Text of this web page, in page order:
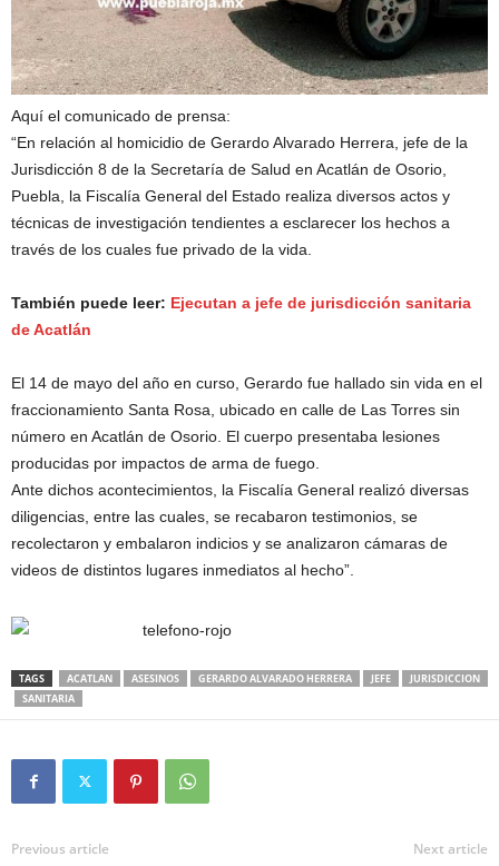
Aquí el comunicado de prensa:
“En relación al homicidio de Gerardo Alvarado Herrera, jefe de la
Jurisdicción 8 de la Secretaría de Salud en Acatlán de Osorio,
Puebla, la Fiscalía General del Estado realiza diversos actos y
técnicas de investigación tendientes a esclarecer los hechos a
través de los cuales fue privado de la vida.
También puede leer: Ejecutan a jefe de jurisdicción sanitaria
de Acatlán
El 14 de mayo del año en curso, Gerardo fue hallado sin vida en el
fraccionamiento Santa Rosa, ubicado en calle de Las Torres sin
número en Acatlán de Osorio. El cuerpo presentaba lesiones
producidas por impactos de arma de fuego.
Ante dichos acontecimientos, la Fiscalía General realizó diversas
diligencias, entre las cuales, se recabaron testimonios, se
recolectaron y embalaron indicios y se analizaron cámaras de
videos de distintos lugares inmediatos al hecho”.
TAGS ACATLAN ASESINOS GERARDO ALVARADO HERRERA JEFE
JURISDICCION
SANITARIA
Previous article Next article